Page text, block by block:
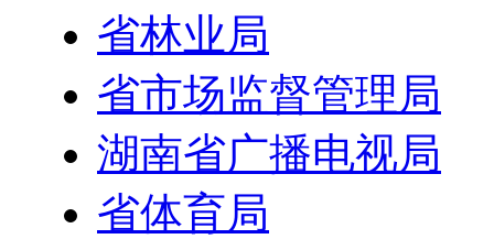
省林业局
省市场监督管理局
湖南省广播电视局
省体育局